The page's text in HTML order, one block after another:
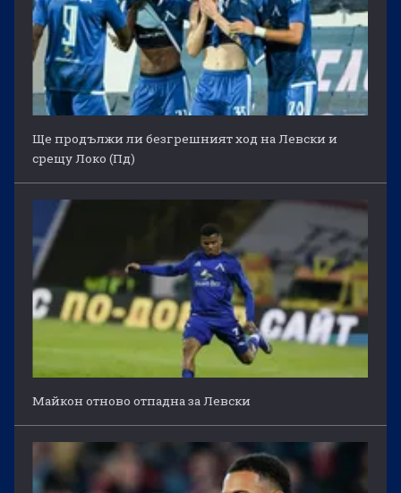
Ще продължи ли безгрешният ход на Левски и
срещу Локо (Пд)
Майкон отново отпадна за Левски